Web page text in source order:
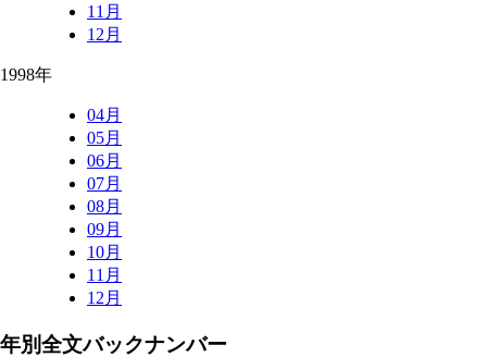
11月
12月
1998年
04月
05月
06月
07月
08月
09月
10月
11月
12月
年別全文バックナンバー